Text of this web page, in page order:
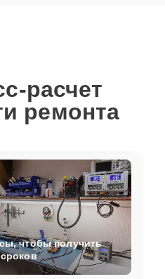
расчет
ремонта
чтобы получить